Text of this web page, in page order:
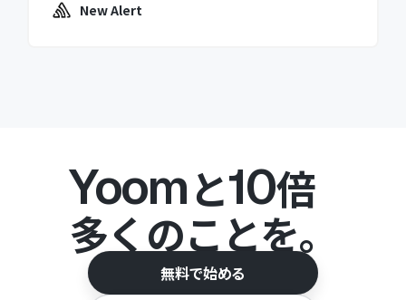
New Alert
Yoomと10倍
多くのことを。
無料で始める